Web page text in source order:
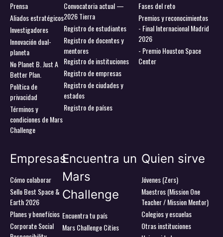
Prensa
Aliados estratégicos
Investigadores
Innovación dual-
planeta
No Planet B. Just A
Better Plan.
Política de
privacidad
Términos y
condiciones de Mars
Challenge
Convocatoria actual —
2026 Tierra
Registro de estudiantes
Registro de docentes y
mentores
Registro de instituciones
Registro de empresas
Registro de ciudades y
estados
Registro de países
Fases del reto
Premios y reconocimientos
- Final Internacional Madrid
2026
- Premio Houston Space
Center
Empresas
Cómo colaborar
Sello Best Space &
Earth 2026
Planes y benefícios
Corporate Social
Encuentra un
Mars
Challenge
Encuentra tu país
Mars Challenge Cities
Quien sirve
Jóvenes (Zers)
Maestros (Mission One
Teacher / Mission Mentor)
Colegios y escuelas
Otras instituciones